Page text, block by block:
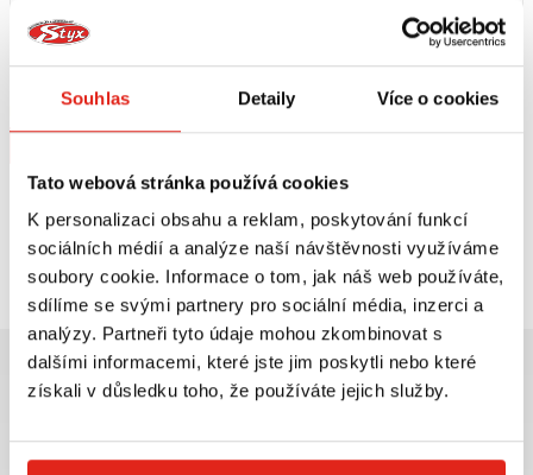
Souhlas Detaily Více o cookies
Tato webová stránka používá cookies
K personalizaci obsahu a reklam, poskytování funkcí
sociálních médií a analýze naší návštěvnosti využíváme
soubory cookie. Informace o tom, jak náš web používáte,
sdílíme se svými partnery pro sociální média, inzerci a
analýzy. Partneři tyto údaje mohou zkombinovat s
dalšími informacemi, které jste jim poskytli nebo které
získali v důsledku toho, že používáte jejich služby.
1 809 Kč s DPH
Na objednávku
Prohlédli jste si2z 2produktů
Největší výběr moto
Doprava ZDARMA pro